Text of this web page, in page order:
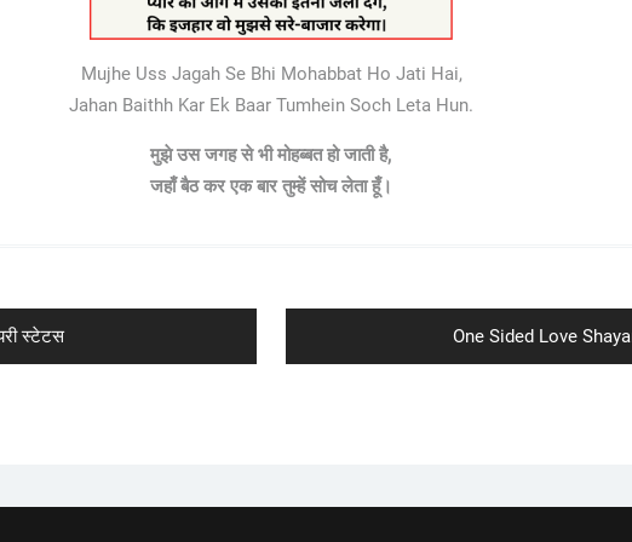
Mujhe Uss Jagah Se Bhi Mohabbat Ho Jati Hai,
Jahan Baithh Kar Ek Baar Tumhein Soch Leta Hun.
मुझे उस जगह से भी मोहब्बत हो जाती है,
जहाँ बैठ कर एक बार तुम्हें सोच लेता हूँ।
स्टेटस
Next
post:
One Sided Love